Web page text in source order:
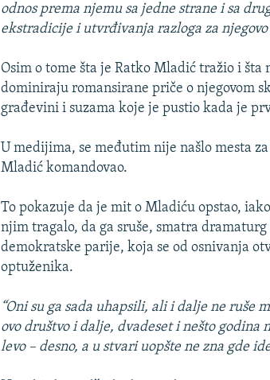
odnos prema njemu sa jedne strane i sa
ekstradicije i utvrđivanja razloga za
Osim o tome šta je Ratko Mladić tražio i
dominiraju romansirane priče o njegovom
građevini i suzama koje je pustio kada je
U medijima, se međutim nije našlo mesta
Mladić komandovao.
To pokazuje da je mit o Mladiću opstao,
njim tragalo, da ga sruše, smatra dramaturg
demokratske parije, koja se od osnivanja
optuženika.
“Oni su ga sada uhapsili, ali i dalje ne ruše
ovo društvo i dalje, dvadeset i nešto godina
levo – desno, a u stvari uopšte ne zna gde